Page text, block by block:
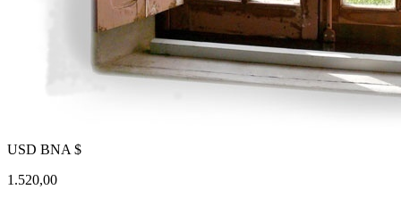
USD BNA $
1.520,00